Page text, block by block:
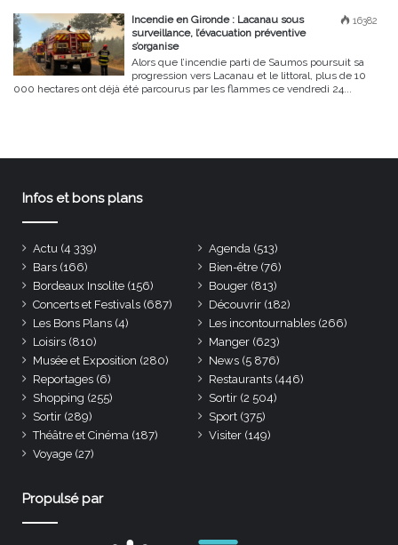
16382
Incendie en Gironde : Lacanau sous
surveillance, l’évacuation préventive
s’organise
Alors que l’incendie parti de Saumos poursuit sa
progression vers Lacanau et le littoral, plus de 10
000 hectares ont déjà été parcourus par les flammes ce vendredi 24...
Infos et bons plans
Actu (4 339) Agenda (513)
Bars (166) Bien-être (76)
Bordeaux Insolite (156) Bouger (813)
Concerts et Festivals (687) Découvrir (182)
Les Bons Plans (4) Les incontournables (266)
Loisirs (810) Manger (623)
Musée et Exposition (280) News (5 876)
Reportages (6) Restaurants (446)
Shopping (255) Sortir (2 504)
Sortir (289) Sport (375)
Théâtre et Cinéma (187) Visiter (149)
Voyage (27)
Propulsé par